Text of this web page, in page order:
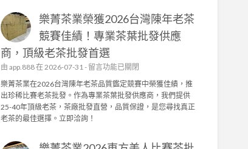
級
茶
葉
批
發
供
應
商
〉
中
密
度
泡
棉
、
機
能
布
套
打
舒
專
業
實
木
沙
椅
墊
訂
做
抗
樂菁茶業榮獲2026台灣陳年老茶
競賽佳績！專業茶葉批發供應
商，頂級老茶批發首選
由 app.888在 2026-07-31 - 在
〈
樂
菁
茶
業
獲
留言功能已關閉
樂菁茶業在2026台灣陳年老茶品質鑑定競賽中榮獲佳績，推
出珍稀比賽老茶批發。作為專業茶葉批發供應商，我們提供
25-40年頂級老茶，茶廠批發直營，品質保證，是您尋找真正
老茶的最佳選擇。立即洽詢！